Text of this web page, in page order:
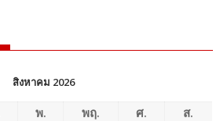
สิงหาคม 2026
พ. พฤ. ศ.
ส.